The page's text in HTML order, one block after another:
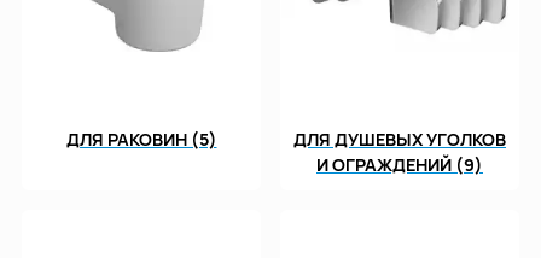
ДЛЯ РАКОВИН (5)
ДЛЯ ДУШЕВЫХ УГОЛКОВ
И ОГРАЖДЕНИЙ (9)